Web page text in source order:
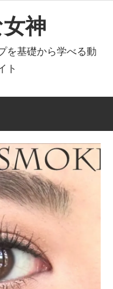
神
を基礎から学べる動
ト